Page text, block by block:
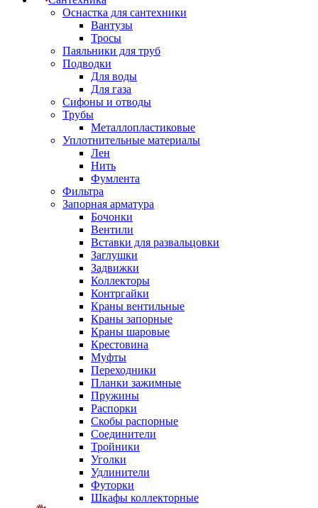
Оснастка для сантехники
Вантузы
Тросы
Паяльники для труб
Подводки
Для воды
Для газа
Сифоны и отводы
Трубы
Металлопластиковые
Уплотнительные материалы
Лен
Нить
Фумлента
Фильтра
Запорная арматура
Бочонки
Вентили
Вставки для развальцовки
Заглушки
Задвижки
Коллекторы
Контргайки
Краны вентильные
Краны запорные
Краны шаровые
Крестовина
Муфты
Переходники
Планки зажимные
Пружины
Распорки
Скобы распорные
Соединители
Тройники
Уголки
Удлинители
Футорки
Шкафы коллекторные